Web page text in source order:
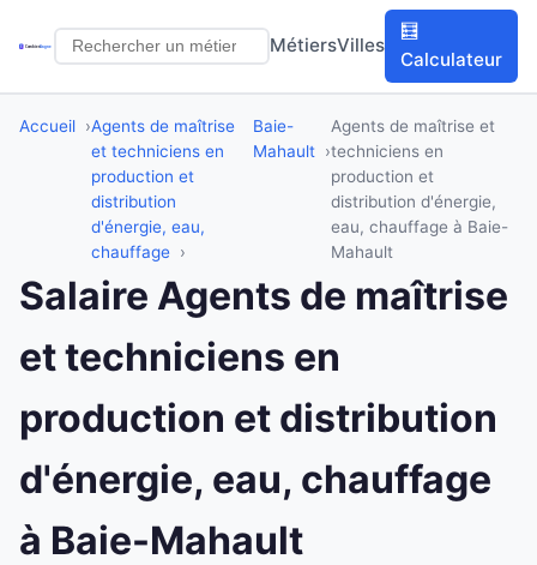
MétiersVilles
🧮
Calculateur
Accueil
Agents de maîtrise
et techniciens en
production et
distribution
d'énergie, eau,
chauffage
Baie-
Mahault
Agents de maîtrise et
techniciens en
production et
distribution d'énergie,
eau, chauffage à Baie-
Mahault
Salaire Agents de maîtrise
et techniciens en
production et distribution
d'énergie, eau, chauffage
à Baie-Mahault